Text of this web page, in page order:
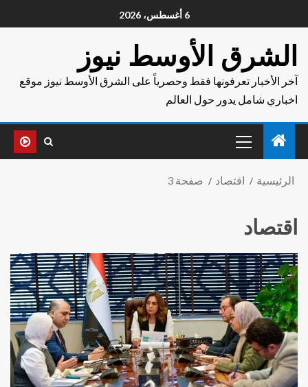
6 أغسطس، 2026
الشرق الأوسط نيوز
آخر الأخبار تعرفونها فقط وحصرياً على الشرق الأوسط نيوز موقع
اخباري شامل يدور حول العالم
الرئيسية اقتصاد صفحة 3
اقتصاد